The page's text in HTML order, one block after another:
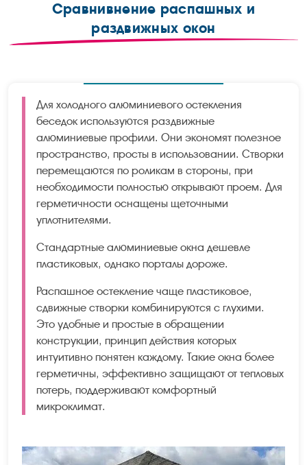
Сравнивнение распашных и
раздвижных окон
Для холодного алюминиевого остекления
беседок используются раздвижные
алюминиевые профили. Они экономят полезное
пространство, просты в использовании. Створки
перемещаются по роликам в стороны, при
необходимости полностью открывают проем. Для
герметичности оснащены щеточными
уплотнителями.
Стандартные алюминиевые окна дешевле
пластиковых, однако порталы дороже.
Распашное остекление чаще пластиковое,
сдвижные створки комбинируются с глухими.
Это удобные и простые в обращении
конструкции, принцип действия которых
интуитивно понятен каждому. Такие окна более
герметичны, эффективно защищают от тепловых
потерь, поддерживают комфортный
микроклимат.